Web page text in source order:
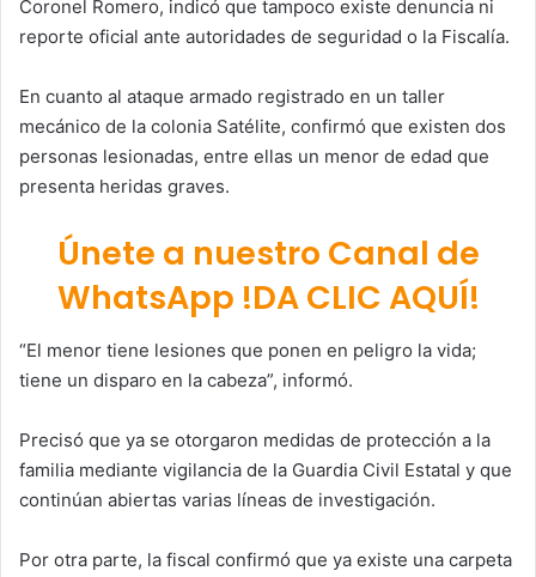
Coronel Romero, indicó que tampoco existe denuncia ni
reporte oficial ante autoridades de seguridad o la Fiscalía.
En cuanto al ataque armado registrado en un taller
mecánico de la colonia Satélite, confirmó que existen dos
personas lesionadas, entre ellas un menor de edad que
presenta heridas graves.
Únete a nuestro Canal de
WhatsApp !DA CLIC AQUÍ!
“El menor tiene lesiones que ponen en peligro la vida;
tiene un disparo en la cabeza”, informó.
Precisó que ya se otorgaron medidas de protección a la
familia mediante vigilancia de la Guardia Civil Estatal y que
continúan abiertas varias líneas de investigación.
Por otra parte, la fiscal confirmó que ya existe una carpeta